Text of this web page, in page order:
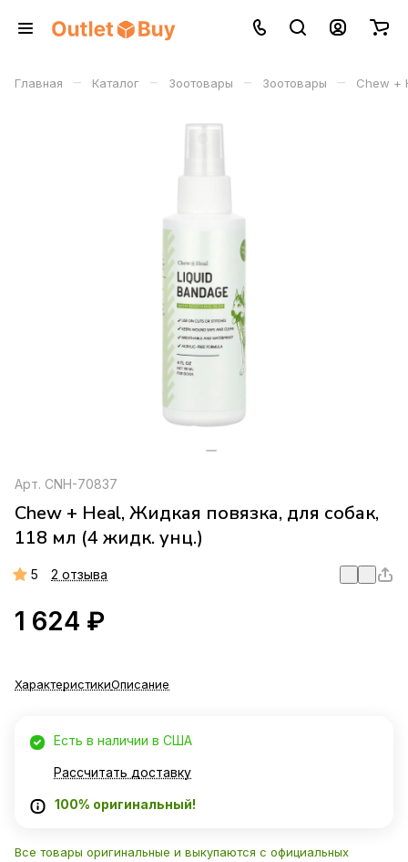
Главная – Каталог – Зоотовары – Зоотовары – Chew +
Арт. CNH-70837
Chew + Heal, Жидкая повязка, для собак,
118 мл (4 жидк. унц.)
5 2 отзыва
1 624 ₽
ХарактеристикиОписание
Есть в наличии в США
Рассчитать доставку
100% оригинальный!
Все товары оригинальные и выкупаются с официальных